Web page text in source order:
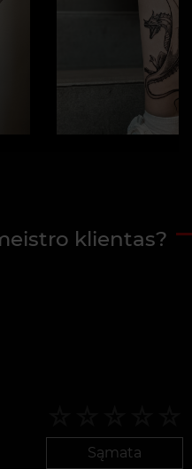
klientas?
Sąmata